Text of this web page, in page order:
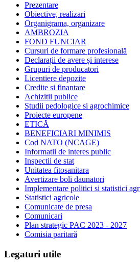
Prezentare
Obiective, realizari
Organigrama, organizare
AMBROZIA
FOND FUNCIAR
Cursuri de formare profesională
Declarații de avere și interese
Grupuri de producatori
Licentiere depozite
Credite si finantare
Achizitii publice
Studii pedologice si agrochimice
Proiecte europene
ETICĂ
BENEFICIARI MINIMIS
Cod NATO (NCAGE)
Informatii de interes public
Inspectii de stat
Unitatea fitosanitara
Avertizare boli daunatori
Implementare politici si statistici
Statistici agricole
Comunicate de presa
Comunicari
Plan strategic PAC 2023 - 2027
Comisia paritară
Legaturi utile